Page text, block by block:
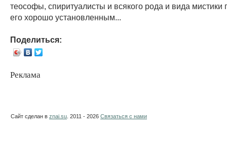
теософы, спиритуалисты и всякого рода и вида мистики
его хорошо установленным...
Поделиться:
Реклама
Сайт сделан в znai.su . 2011 - 2026 Связаться с нами